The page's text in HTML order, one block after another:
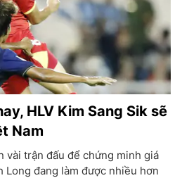
HLV Kim Sang Sik sẽ
Nam
vài trận đấu để chứng minh giá
Long đang làm được nhiều hơn